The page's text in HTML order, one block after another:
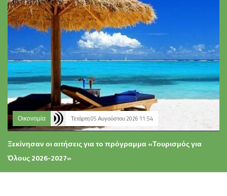
Οικονομία Τετάρτη 05 Αυγούστου 2026 11:54
Ξεκίνησαν οι αιτήσεις για το πρόγραμμα «Τουρισμός για
Όλους 2026-2027»